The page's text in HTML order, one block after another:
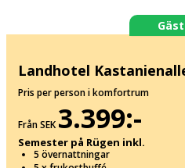
Landhotel
Pris per person i komfortrum
Från SEK 3.399:-
Semester på Rügen inkl.
5 övernattningar